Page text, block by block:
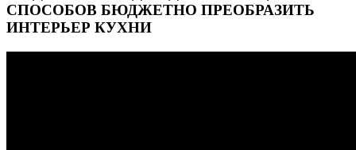
СПОСОБОВ БЮДЖЕТНО ПРЕОБРАЗИТЬ
ИНТЕРЬЕР КУХНИ